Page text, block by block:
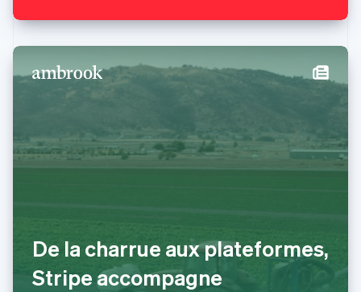
De la charrue aux plateformes,
Stripe accompagne
Mexique
English
Nouvelle-Zélande
Pologne
République tchèque
English
Roumanie